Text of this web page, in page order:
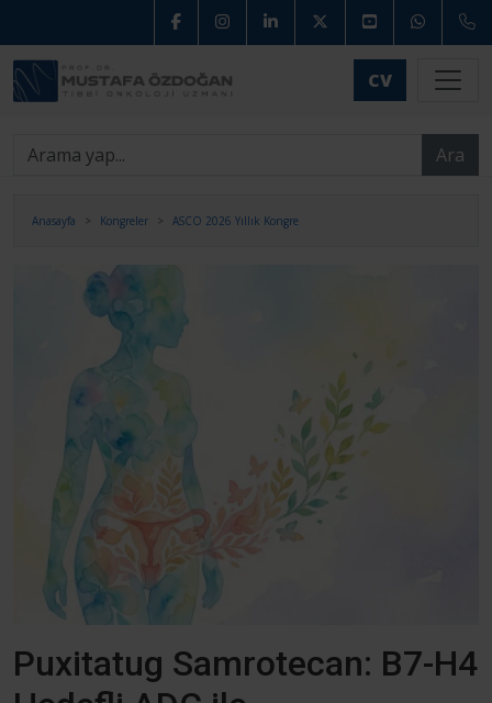
CV
Ara
Anasayfa Kongreler ASCO 2026 Yıllık Kongre
Puxitatug Samrotecan: B7-H4